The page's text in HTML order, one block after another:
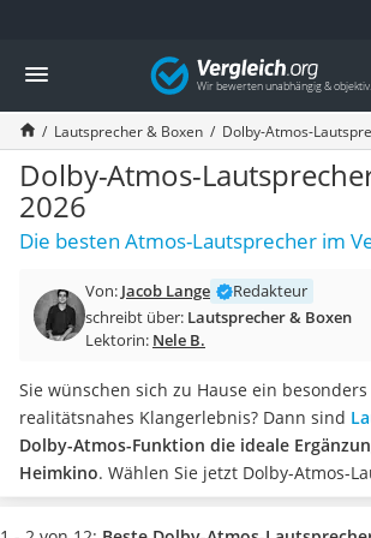
Die beliebtesten Vergleiche nach Kategorie
Elektronik
Powerstation
Monitor 32 Zoll 4K
Fernseher
Drucker
Desktop-PC
Monitor
Laser-Multifunktionsdrucker
Powerline-Adapter
Powerstation mit Solarpanel
Gaming-PC
Soundbar
17-Zoll-Laptop
Satellitenschüssel
Gaming-Headset
Vergleich
Lautsprecher & Boxen Dolby-Atmos-
Dolby-Atmos-
2026
Die besten Atmos-Lautsprecher im
Von: Jacob Lange
Redakteur
schreibt über: Lautsprecher & Boxen
Lektorin: Nele B.
Sie wünschen sich zu Hause ein
realitätsnahes Klangerlebnis? Dann sind
Dolby-Atmos-Funktion die ideale
Heimkino. Wählen Sie jetzt Dolby-Atmos-
unserer Vergleichstabelle mit einem
sowie einer hohen dauerhaft erzeugbaren